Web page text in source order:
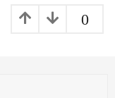
0